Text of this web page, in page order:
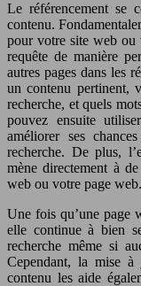
Le référencement se
contenu.
pour votre site web ou
requête de manière
autres pages dans les
un contenu pertinent,
recherche, et quels
pouvez ensuite
améliorer ses
recherche. De plus,
mène directement à
web ou votre page web.
Une fois qu’une page
elle continue à bien
recherche même si
Cependant, la mise à
contenu les aide